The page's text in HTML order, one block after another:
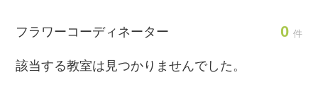
フラワーコーディネーター 0 件
該当する教室は見つかりませんでした。